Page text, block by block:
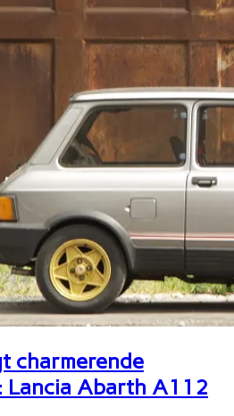
charmerende
Lancia Abarth A112